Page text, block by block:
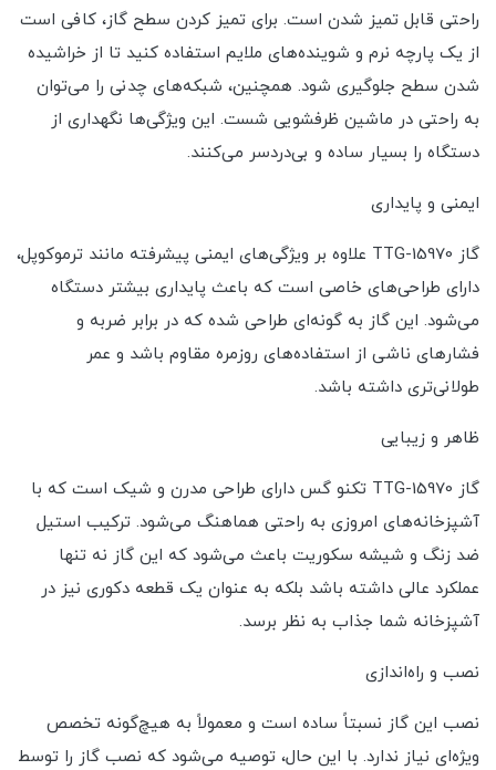
راحتی قابل تمیز شدن است. برای تمیز کردن سطح گاز، کافی است
از یک پارچه نرم و شوینده‌های ملایم استفاده کنید تا از خراشیده
شدن سطح جلوگیری شود. همچنین، شبکه‌های چدنی را می‌توان
به راحتی در ماشین ظرفشویی شست. این ویژگی‌ها نگهداری از
دستگاه را بسیار ساده و بی‌دردسر می‌کنند.
ایمنی و پایداری
گاز TTG-15970 علاوه بر ویژگی‌های ایمنی پیشرفته مانند ترموکوپل،
دارای طراحی‌های خاصی است که باعث پایداری بیشتر دستگاه
می‌شود. این گاز به گونه‌ای طراحی شده که در برابر ضربه و
فشارهای ناشی از استفاده‌های روزمره مقاوم باشد و عمر
طولانی‌تری داشته باشد.
ظاهر و زیبایی
گاز TTG-15970 تکنو گس دارای طراحی مدرن و شیک است که با
آشپزخانه‌های امروزی به راحتی هماهنگ می‌شود. ترکیب استیل
ضد زنگ و شیشه سکوریت باعث می‌شود که این گاز نه تنها
عملکرد عالی داشته باشد بلکه به عنوان یک قطعه دکوری نیز در
آشپزخانه شما جذاب به نظر برسد.
نصب و راه‌اندازی
نصب این گاز نسبتاً ساده است و معمولاً به هیچ‌گونه تخصص
ویژه‌ای نیاز ندارد. با این حال، توصیه می‌شود که نصب گاز را توسط